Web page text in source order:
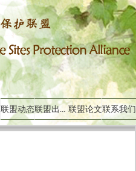
联盟动态 联盟出版物 联盟论文联系我们